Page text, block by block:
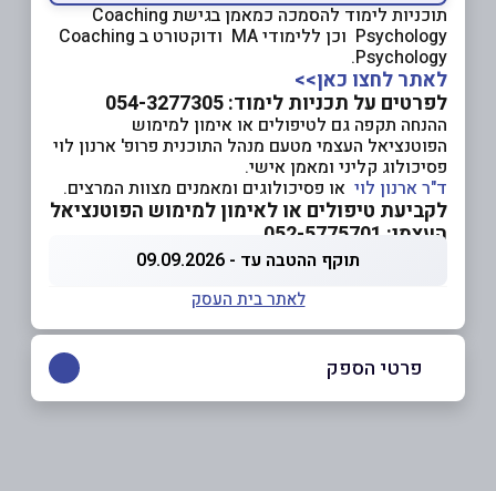
תוכניות לימוד להסמכה כמאמן בגישת Coaching
Psychology וכן ללימודי MA ודוקטורט ב Coaching
Psychology.
לאתר לחצו כאן>>
לפרטים על תכניות לימוד: 054-3277305
ההנחה תקפה גם לטיפולים או אימון למימוש
הפוטנציאל העצמי מטעם מנהל התוכנית פרופ' ארנון לוי
פסיכולוג קליני ומאמן אישי.
ד"ר ארנון לוי או פסיכולוגים ומאמנים מצוות המרצים.
לקביעת טיפולים או לאימון למימוש הפוטנציאל
העצמי: 052-5775701
תוקף ההטבה עד - 09.09.2026
לאתר בית העסק
פרטי הספק